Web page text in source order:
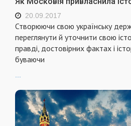
20.09.2017
Створюючи свою ук­ра­їнську
переглянути й уточнити свою
правді, достовірних фактах і
бу­ва­ючи
...